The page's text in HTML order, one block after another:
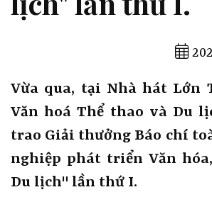
Vừa qua, tại Nhà hát Lớn
Văn hoá Thể thao và Du
trao Giải thưởng Báo chí
nghiệp phát triển Văn
Du lịch" lần thứ I.